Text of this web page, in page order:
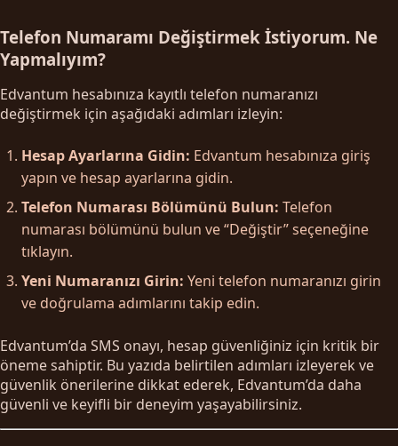
Telefon Numaramı Değiştirmek İstiyorum. Ne
Yapmalıyım?
Edvantum hesabınıza kayıtlı telefon numaranızı
değiştirmek için aşağıdaki adımları izleyin:
Hesap Ayarlarına Gidin: Edvantum hesabınıza giriş
yapın ve hesap ayarlarına gidin.
Telefon Numarası Bölümünü Bulun: Telefon
numarası bölümünü bulun ve “Değiştir” seçeneğine
tıklayın.
Yeni Numaranızı Girin: Yeni telefon numaranızı girin
ve doğrulama adımlarını takip edin.
Edvantum’da SMS onayı, hesap güvenliğiniz için kritik bir
öneme sahiptir. Bu yazıda belirtilen adımları izleyerek ve
güvenlik önerilerine dikkat ederek, Edvantum’da daha
güvenli ve keyifli bir deneyim yaşayabilirsiniz.